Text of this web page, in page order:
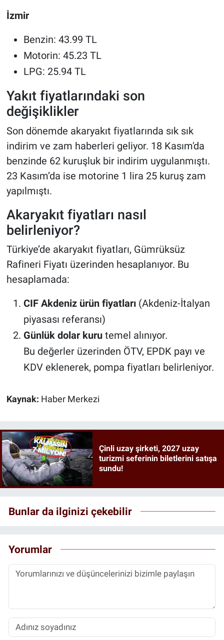
İzmir
Benzin: 43.99 TL
Motorin: 45.23 TL
LPG: 25.94 TL
Yakıt fiyatlarındaki son
değişiklikler
Son dönemde akaryakıt fiyatlarında sık sık
indirim ve zam haberleri geliyor. 18 Kasım'da
benzinde 62 kuruşluk bir indirim uygulanmıştı.
23 Kasım’da ise motorine 1 lira 25 kuruş zam
yapılmıştı.
Akaryakıt fiyatları nasıl
belirleniyor?
Türkiye’de akaryakıt fiyatları, Gümrüksüz
Rafineri Fiyatı üzerinden hesaplanıyor. Bu
hesaplamada:
CIF Akdeniz ürün fiyatları(Akdeniz-İtalyan
piyasası referansı)
Günlük dolar kurutemel alınıyor.
Bu değerler üzerinden ÖTV, EPDK payı ve
KDV eklenerek, pompa fiyatları belirleniyor.
Kaynak: Haber Merkezi
Çinli uzay şirketi, 2027 uzay
turizmi seferinin biletlerini satışa
sundu!
Bunlar da ilginizi çekebilir
Yorumlar